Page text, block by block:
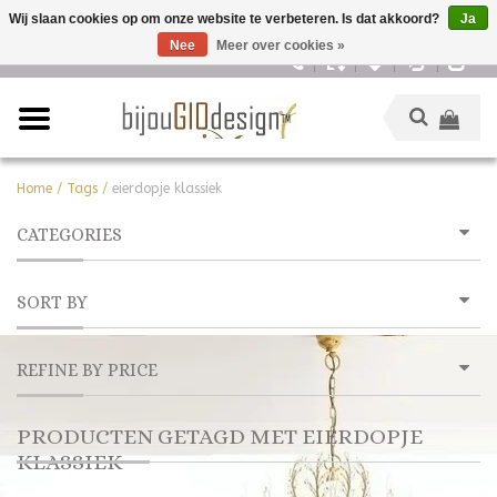
Home / Tags / eierdopje klassiek
CATEGORIES
SORT BY
REFINE BY PRICE
PRODUCTEN GETAGD MET EIERDOPJE
KLASSIEK
Wij slaan cookies op om onze website te verbeteren. Is dat akkoord?
Ja
Nee
Meer over cookies »